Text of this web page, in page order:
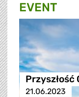
EVENT
Przyszłość
21.06.2023